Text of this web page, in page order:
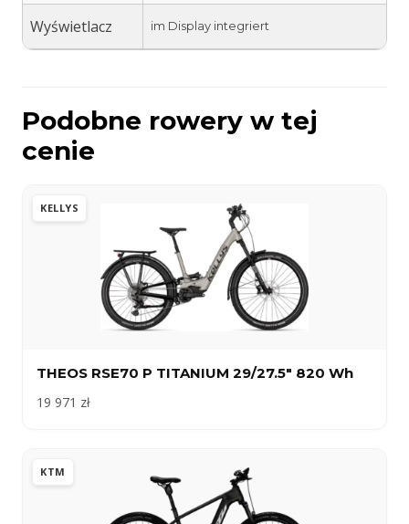
Wyświetlacz im Display integriert
Podobne rowery w tej
cenie
KELLYS
THEOS RSE70 P TITANIUM 29/27.5″ 820 Wh
19 971 zł
KTM